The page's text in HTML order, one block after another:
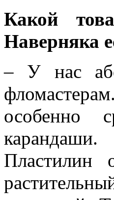
Какой
Наверняка
– У нас
особенно
Пластилин